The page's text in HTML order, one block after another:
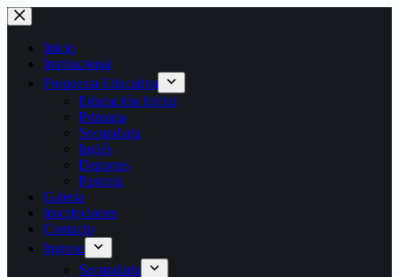
Saltar
al
contenido
Inicio
Institucional
Propuesta Educativa
Educación Inicial
Primaria
Secundaria
Inglés
Deportes
Pastoral
Galería
Inscripciones
Contacto
Ingreso
Secundaria